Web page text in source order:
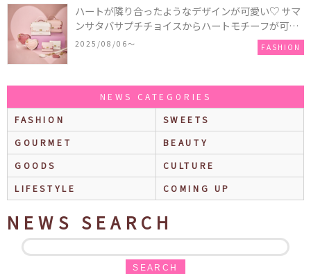
ハートが隣り合ったようなデザインが可愛い♡ サマ
ンサタバサプチチョイスからハートモチーフが可愛
いHeart Collectionが発売！
2025/08/06〜 FASHION
NEWS CATEGORIES
FASHION
SWEETS
GOURMET
BEAUTY
GOODS
CULTURE
LIFESTYLE
COMING UP
NEWS SEARCH
SEARCH